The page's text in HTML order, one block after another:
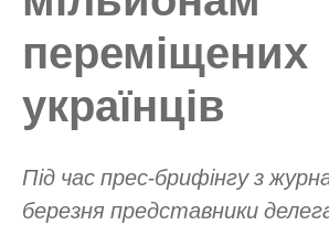
переміщених
українців
Під час прес-брифінгу з
березня представники